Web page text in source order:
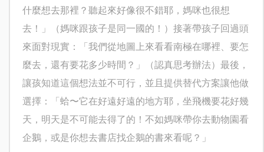
什麼想去那裡？聽起來好像很不錯耶，媽咪也很想
去！」（媽咪跟孩子是同一國的！）接著帶孩子回過頭
來面對現實：「我們從地圖上來看看南極在哪裡、要怎
麼去，還有要花多少時間？」（認真思考辦法）最後，
讓孩知道這個想法並不可行，並且提供替代方案讓他做
選擇：「蛤〜它在好遠好遠的地方耶，坐飛機要花好幾
天，明天是不可能去得了的！不如媽咪帶你去動物園看
企鵝，或是你想去書店找企鵝的書來看呢？」